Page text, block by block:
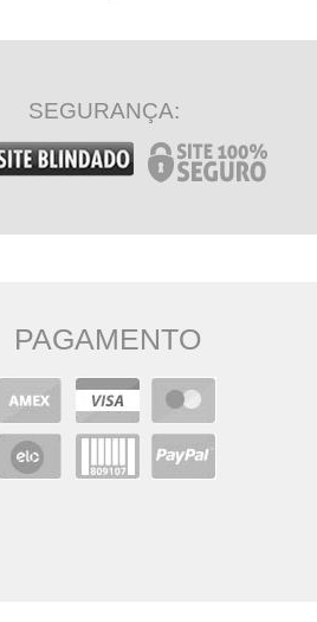
SEGURANÇA:
PAGAMENTO